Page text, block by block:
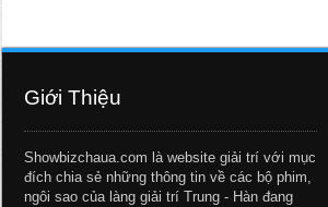
Giới Thiệu
Showbizchaua.com là website giải trí với mục
đích chia sẻ những thông tin về các bộ phim,
ngôi sao của làng giải trí Trung - Hàn đang